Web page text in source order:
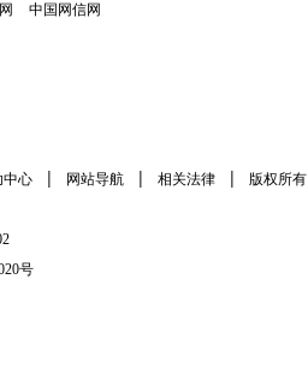
中国网信网
中心 | 网站导航 | 相关法律 |
版权所有
号